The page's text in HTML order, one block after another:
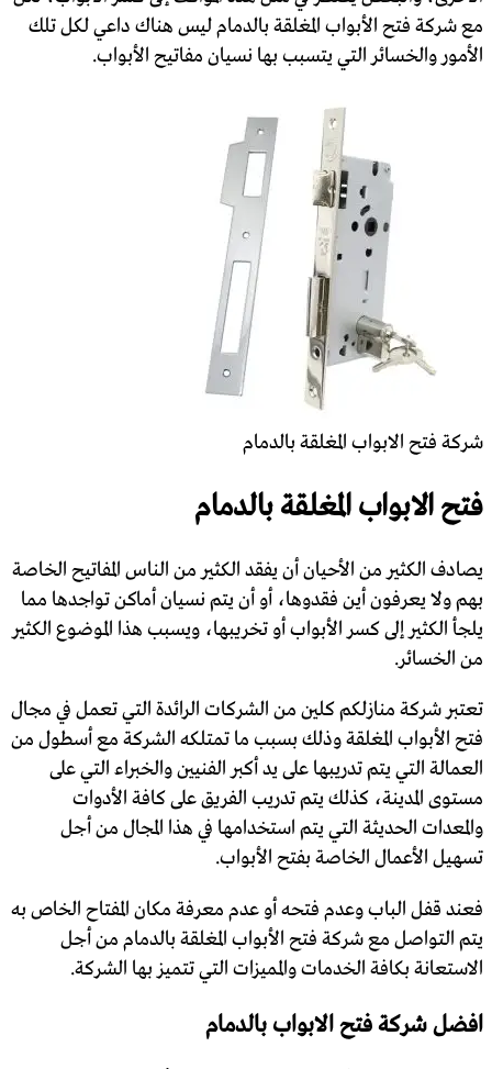
مع شركة فتح الأبواب المغلقة بالدمام ليس هناك داعي لكل تلك
الأمور والخسائر التي يتسبب بها نسيان مفاتيح الأبواب.
شركة فتح الابواب المغلقة بالدمام
فتح الابواب المغلقة بالدمام
يصادف الكثير من الأحيان أن يفقد الكثير من الناس المفاتيح الخاصة
بهم ولا يعرفون أين فقدوها، أو أن يتم نسيان أماكن تواجدها مما
يلجأ الكثير إلى كسر الأبواب أو تخريبها، ويسبب هذا الموضوع الكثير
من الخسائر.
تعتبر شركة منازلكم كلين من الشركات الرائدة التي تعمل في مجال
فتح الأبواب المغلقة وذلك بسبب ما تمتلكه الشركة مع أسطول من
العمالة التي يتم تدريبها على يد أكبر الفنيين والخبراء التي على
مستوى المدينة، كذلك يتم تدريب الفريق على كافة الأدوات
والمعدات الحديثة التي يتم استخدامها في هذا المجال من أجل
تسهيل الأعمال الخاصة بفتح الأبواب.
فعند قفل الباب وعدم فتحه أو عدم معرفة مكان المفتاح الخاص به
يتم التواصل مع شركة فتح الأبواب المغلقة بالدمام من أجل
الاستعانة بكافة الخدمات والمميزات التي تتميز بها الشركة.
افضل شركة فتح الابواب بالدمام